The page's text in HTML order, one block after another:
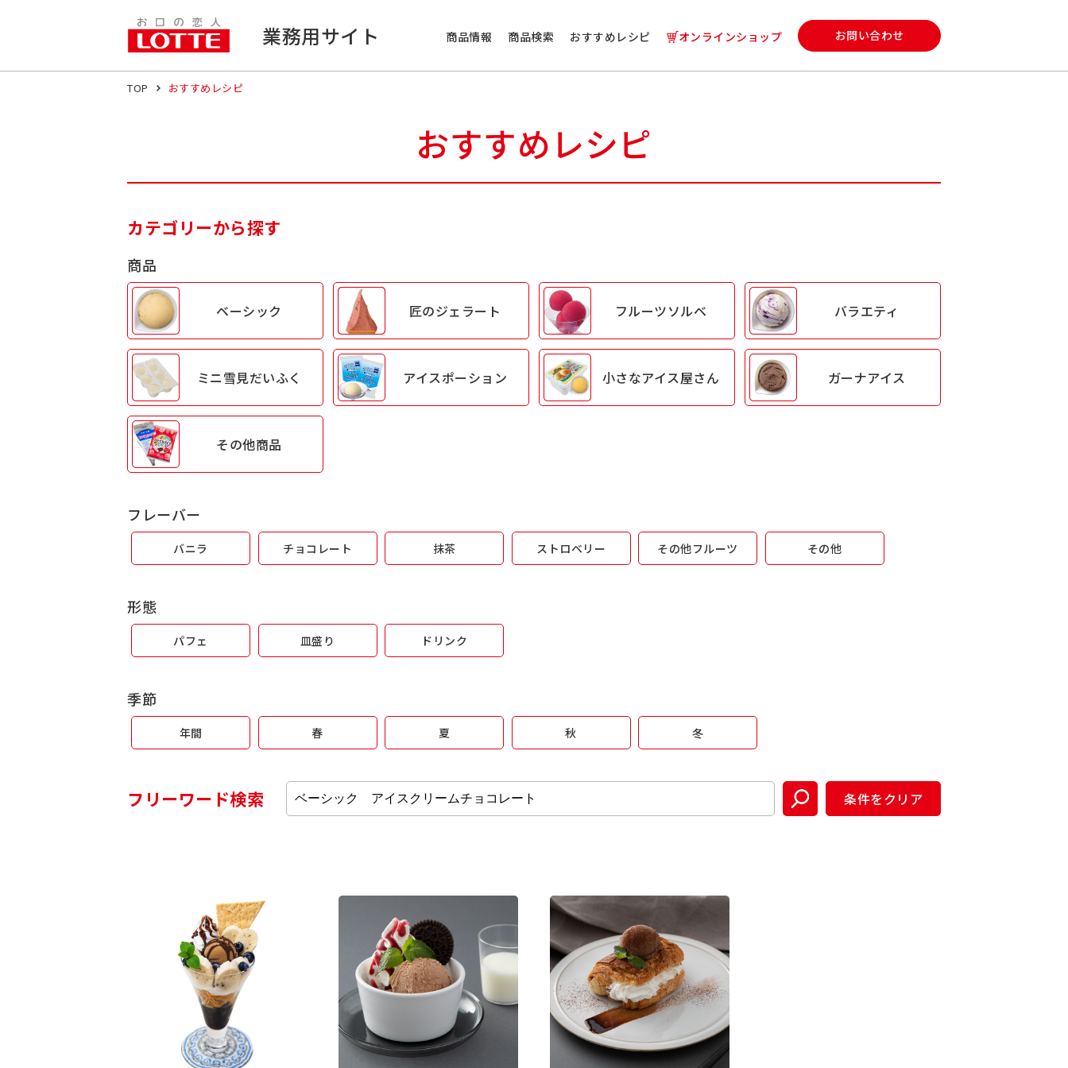
業務用サイト 商品情報 商品検索 おすすめレシピ オンラインショップ お問い合わせ
TOP おすすめレシピ
おすすめレシピ
カテゴリーから探す
商品
ベーシック 匠のジェラート フルーツソルベ バラエティ
ミニ雪見だいふく アイスポーション 小さなアイス屋さん ガーナアイス
その他商品
フレーバー
バニラ チョコレート 抹茶 ストロベリー その他フルーツ その他
形態
パフェ 皿盛り ドリンク
季節
年間 春 夏 秋 冬
フリーワード検索 条件をクリア